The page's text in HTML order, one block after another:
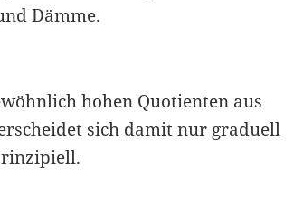
Dämme.
hohen Quotienten aus
sich damit nur graduell